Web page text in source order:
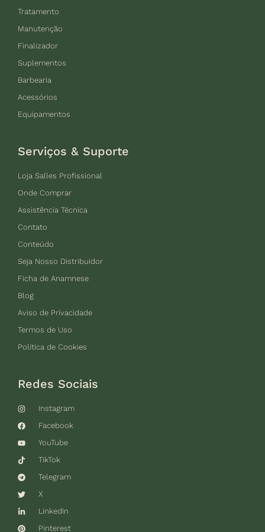
Tratamento
Manutenção
Finalizador
Suplementos
Barbearia
Acessórios
Equipamentos
Serviços & Suporte
Loja Salles Profissional
Onde Comprar
Assistência Técnica
Contato
Conteúdo
Seja Nosso Distribuidor
Ficha de Anamnese
Blog
Aviso de Privacidade
Termos de Uso
Política de Cookies
Redes Sociais
Instagram
Facebook
YouTube
TikTok
Telegram
X
LinkedIn
Pinterest